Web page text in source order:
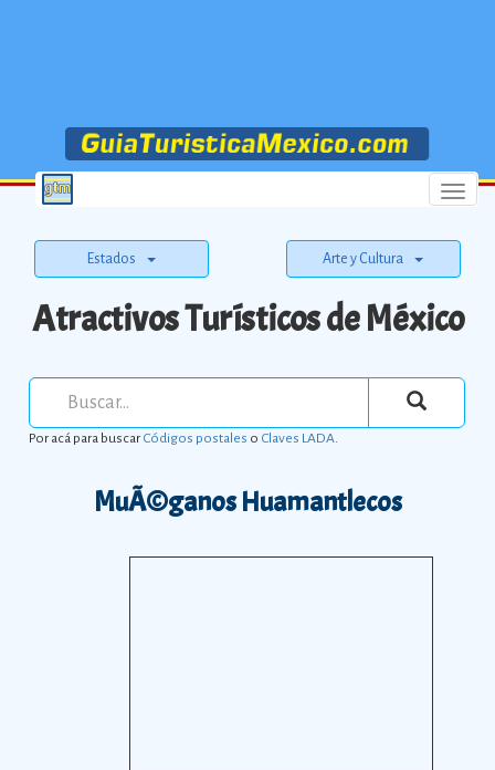
Menu
Estados Arte y Cultura
Atractivos Turísticos de México
Por acá para buscarCódigos postales o Claves LADA.
MuÃ©ganos Huamantlecos